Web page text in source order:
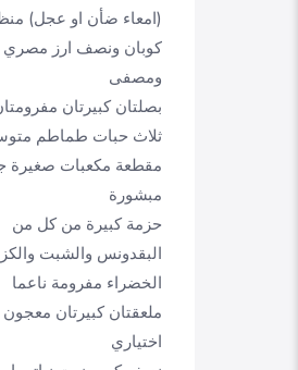
(امعاء ضأن او عجل)
كوبان ونصف ارز
ومصفى
بصلتان كبيرتان
ثلاث حبات طماطم
مقطعة مكعبات صغيرة
مبشورة
حزمة كبيرة من كل من
البقدونس والشبت
الخضراء مفرومة ناعما
ملعقتان كبيرتان
اختياري